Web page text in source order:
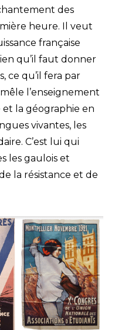
des
heure. Il veut
française
qu’il faut donner
ce qu’il fera par
l’enseignement
et la géographie en
vivantes, les
C’est lui qui
les gaulois et
la résistance et de